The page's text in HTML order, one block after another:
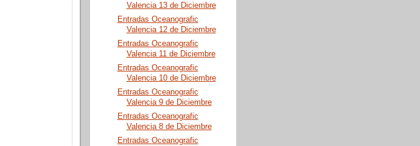
Valencia 13 de Diciembre
Entradas Oceanografic
Valencia 12 de Diciembre
Entradas Oceanografic
Valencia 11 de Diciembre
Entradas Oceanografic
Valencia 10 de Diciembre
Entradas Oceanografic
Valencia 9 de Diciembre
Entradas Oceanografic
Valencia 8 de Diciembre
Entradas Oceanografic